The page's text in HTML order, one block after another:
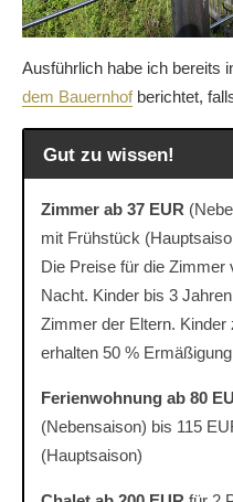
Ausführlich habe ich bereits
dem Bauernhofberichtet,
Gut zu wissen!
Zimmer ab 37 EUR
mit Frühstück
Die Preise für die
Nacht. Kinder bis 3
Zimmer der Eltern.
erhalten 50 %
Ferienwohnung ab 80
(Nebensaison) bis 115
(Hauptsaison)